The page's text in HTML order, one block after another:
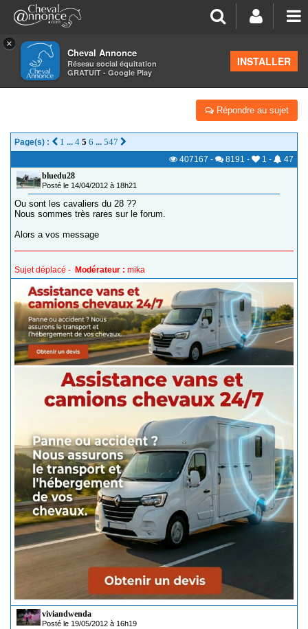
×
Cheval Annonce
Réseau social équitation
GRATUIT - Google Play
INSTALLER
>Les groupes régionaux>Centre
CAVALIER(ÈRE)S DU 28 (EURE & LOIR)
Répondre au sujet
Page(s) : 1 ... 4 5 6 ... 547
407167 - 8191 - 1 -
47
bluedu28
Posté le 14/04/2012 à 18h21
Ou sont les cavaliers du 28 ??
Nous sommes très rares sur le forum.
Alors a vos message
Sujet déplacé - Modérateur : mika
viviandwenda
Posté le 19/05/2012 à 16h19